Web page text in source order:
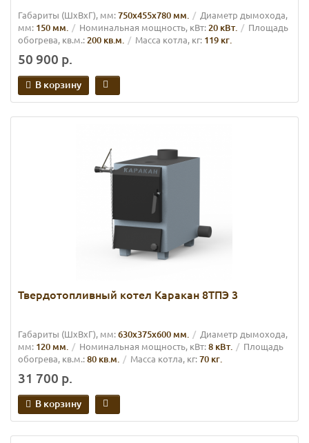
Габариты (ШхВхГ), мм:750х455х780 мм.
Диаметр дымохода,
мм: 150 мм. Номинальная мощность, кВт:20 кВт.
Площадь
обогрева, кв.м.:200 кв.м. Масса котла, кг: 119 кг.
50 900 р.
В корзину
Твердотопливный котел Каракан 8ТПЭ 3
Габариты (ШхВхГ), мм:630х375х600 мм.
Диаметр дымохода,
мм: 120 мм. Номинальная мощность, кВт:8 кВт.
Площадь
обогрева, кв.м.:80 кв.м. Масса котла, кг:70 кг.
31 700 р.
В корзину